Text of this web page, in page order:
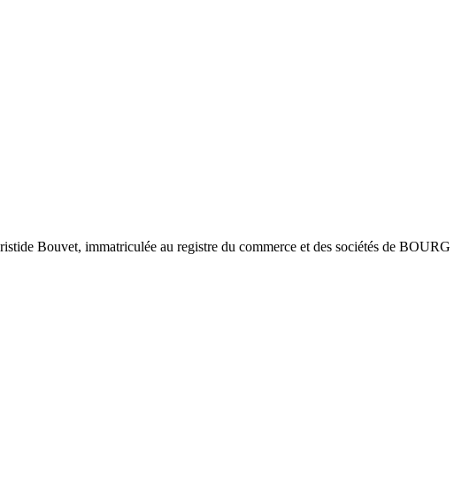
Bouvet, immatriculée au registre du commerce et des sociétés de BOURG